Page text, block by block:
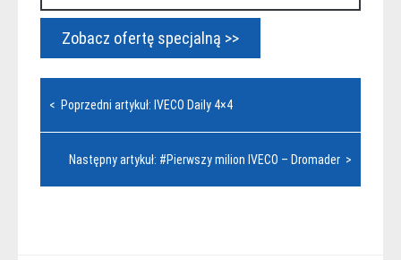
Zobacz ofertę specjalną >>
Nawigacja
< Poprzedni artykuł: IVECO Daily 4×4
Następny artykuł: #Pierwszy milion IVECO – Dromader >